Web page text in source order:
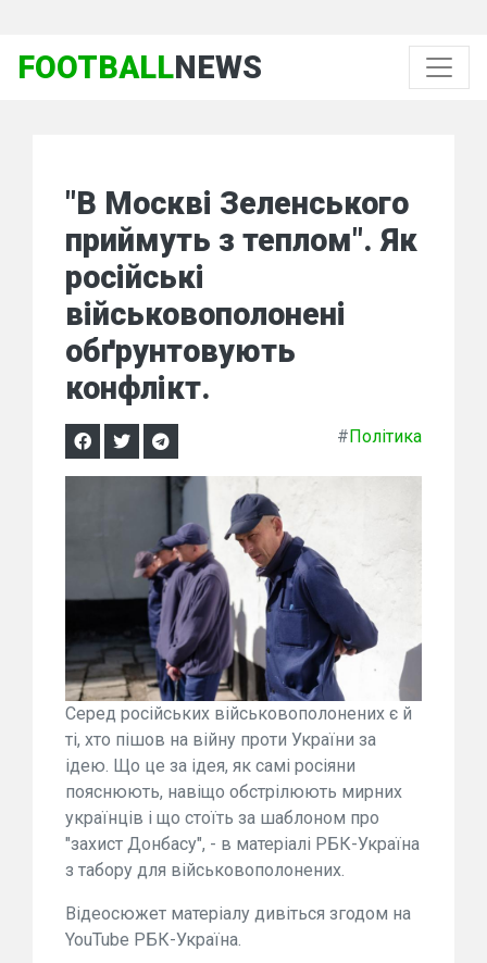
FOOTBALLNEWS
"В Москві Зеленського
приймуть з теплом". Як
російські
військовополонені
обґрунтовують
конфлікт.
#Політика
Серед російських військовополонених є й
ті, хто пішов на війну проти України за
ідею. Що це за ідея, як самі росіяни
пояснюють, навіщо обстрілюють мирних
українців і що стоїть за шаблоном про
"захист Донбасу", - в матеріалі РБК-Україна
з табору для військовополонених.
Відеосюжет матеріалу дивіться згодом на
YouTube РБК-Україна.